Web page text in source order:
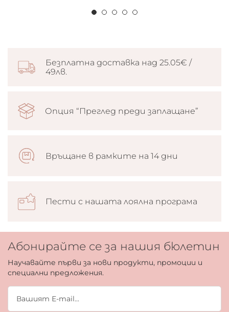
Безплатна доставка над 25.05€ /
49лв.
Опция “Преглед преди заплащане”
Връщане в рамките на 14 дни
Пести с нашата лоялна програма
Абонирайте се за нашия бюлетин
Научавайте първи за нови продукти, промоции и
специални предложения.